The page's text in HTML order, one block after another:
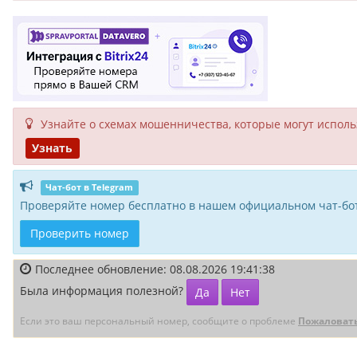
Узнайте о схемах мошенни­чества, кото­рые могут
Узнать
Чат-бот в Telegram
Проверяйте номер бесплатно в нашем официальном чат-
Проверить номер
Последнее обновление: 08.08.2026 19:41:38
Была информация полезной?
Да Нет
Если это ваш персональный номер, сообщите о проблеме